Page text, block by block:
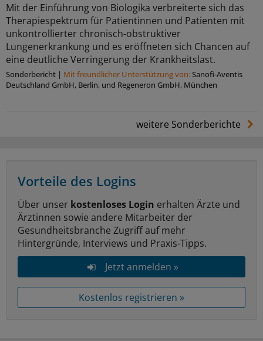
Mit der Einführung von Biologika verbreiterte sich das
Therapiespektrum für Patientinnen und Patienten mit
unkontrollierter chronisch-obstruktiver
Lungenerkrankung und es eröffneten sich Chancen auf
eine deutliche Verringerung der Krankheitslast.
Sonderbericht | Mit freundlicher Unterstützung von:Sanoﬁ-Aventis
Deutschland GmbH, Berlin, und Regeneron GmbH, München
weitere Sonderberichte
Vorteile des Logins
Über unser kostenloses Login erhalten Ärzte und
Ärztinnen sowie andere Mitarbeiter der
Gesundheitsbranche Zugriff auf mehr
Hintergründe, Interviews und Praxis-Tipps.
Jetzt anmelden »
Kostenlos registrieren »